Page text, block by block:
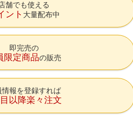
舗でも使える
ント 大量配布中
即完売の
限定商品の販売
情報を登録すれば
以降楽々注文